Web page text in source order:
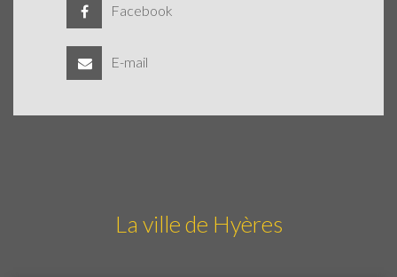
Facebook
E-mail
La ville de Hyères